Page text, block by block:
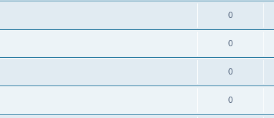
0
0
0
0